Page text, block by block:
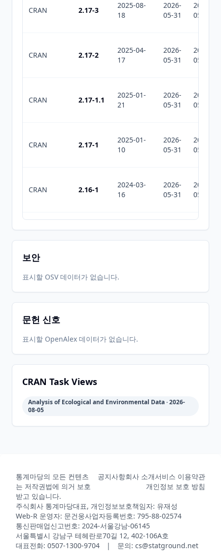
CRAN 2.17-3
2025-08-
18
2026-
05-31
2026-
05-31
CRAN 2.17-2
2025-04-
17
2026-
05-31
2026-
05-31
CRAN 2.17-1.1
2025-01-
21
2026-
05-31
2026-
05-31
CRAN 2.17-1
2025-01-
10
2026-
05-31
2026-
05-31
CRAN 2.16-1
2024-03-
16
2026-
05-31
2026-
05-31
2023-10-
22
2026-
05-31
2026-
05-31
CRAN 2.15-3
CRAN
2023-01-
2026-
2026-
CRAN
CRAN 2.14-2.1
04
05-31
CRAN 2.14-2
2022-04-
2026-
05-31
2026-
보안
표시할 OSV 데이터가 없습니다.
문헌 신호
표시할 OpenAlex 데이터가 없습니다.
CRAN Task Views
Analysis of Ecological and Environmental Data · 2026-
08-05
통계마당의 모든 컨텐츠
는 저작권법에 의거 보호
받고 있습니다.
공지사항회사 소개서비스 이용약관
개인정보 보호 방침
주식회사 통계마당대표, 개인정보보호책임자: 유재성
Web-R 운영자: 문건웅사업자등록번호: 795-88-02574
통신판매업신고번호: 2024-서울강남-06145
서울특별시 강남구 테헤란로70길 12, 402-106A호
대표전화: 0507-1300-9704 | 문의: cs@statground.net